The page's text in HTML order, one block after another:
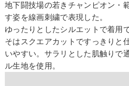
地下闘技場の若きチャンピオン・
す姿を線画刺繍で表現した。
ゆったりとしたシルエットで着用
そはスクエアカットですっきりと
いやすい。サラリとした肌触りで
ル生地を使用。